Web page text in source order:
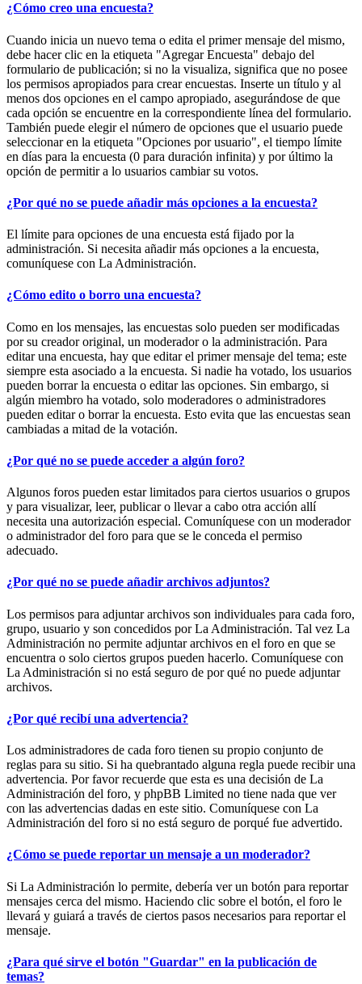
¿Cómo creo una encuesta?
Cuando inicia un nuevo tema o edita el primer mensaje del mismo,
debe hacer clic en la etiqueta "Agregar Encuesta" debajo del
formulario de publicación; si no la visualiza, significa que no posee
los permisos apropiados para crear encuestas. Inserte un título y al
menos dos opciones en el campo apropiado, asegurándose de que
cada opción se encuentre en la correspondiente línea del formulario.
También puede elegir el número de opciones que el usuario puede
seleccionar en la etiqueta "Opciones por usuario", el tiempo límite
en días para la encuesta (0 para duración infinita) y por último la
opción de permitir a lo usuarios cambiar su votos.
¿Por qué no se puede añadir más opciones a la encuesta?
El límite para opciones de una encuesta está fijado por la
administración. Si necesita añadir más opciones a la encuesta,
comuníquese con La Administración.
¿Cómo edito o borro una encuesta?
Como en los mensajes, las encuestas solo pueden ser modificadas
por su creador original, un moderador o la administración. Para
editar una encuesta, hay que editar el primer mensaje del tema; este
siempre esta asociado a la encuesta. Si nadie ha votado, los usuarios
pueden borrar la encuesta o editar las opciones. Sin embargo, si
algún miembro ha votado, solo moderadores o administradores
pueden editar o borrar la encuesta. Esto evita que las encuestas sean
cambiadas a mitad de la votación.
¿Por qué no se puede acceder a algún foro?
Algunos foros pueden estar limitados para ciertos usuarios o grupos
y para visualizar, leer, publicar o llevar a cabo otra acción allí
necesita una autorización especial. Comuníquese con un moderador
o administrador del foro para que se le conceda el permiso
adecuado.
¿Por qué no se puede añadir archivos adjuntos?
Los permisos para adjuntar archivos son individuales para cada foro,
grupo, usuario y son concedidos por La Administración. Tal vez La
Administración no permite adjuntar archivos en el foro en que se
encuentra o solo ciertos grupos pueden hacerlo. Comuníquese con
La Administración si no está seguro de por qué no puede adjuntar
archivos.
¿Por qué recibí una advertencia?
Los administradores de cada foro tienen su propio conjunto de
reglas para su sitio. Si ha quebrantado alguna regla puede recibir una
advertencia. Por favor recuerde que esta es una decisión de La
Administración del foro, y phpBB Limited no tiene nada que ver
con las advertencias dadas en este sitio. Comuníquese con La
Administración del foro si no está seguro de porqué fue advertido.
¿Cómo se puede reportar un mensaje a un moderador?
Si La Administración lo permite, debería ver un botón para reportar
mensajes cerca del mismo. Haciendo clic sobre el botón, el foro le
llevará y guiará a través de ciertos pasos necesarios para reportar el
mensaje.
¿Para qué sirve el botón "Guardar" en la publicación de
temas?